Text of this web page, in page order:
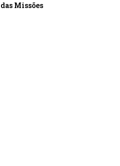
das Missões